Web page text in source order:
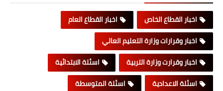
اخبار القطاع الخاص
اخبار القطاع العام
اخبار وقرارات وزارة التعليم العالي
اخبار وقرارت وزارة التربية
اسئلة الابتدائية
اسئلة الاعدادية
اسئلة المتوسطة